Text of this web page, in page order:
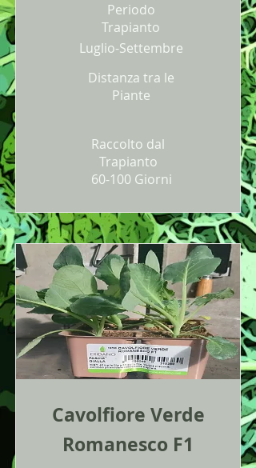
Periodo
Trapianto
Luglio-Settembre
Distanza tra le
Piante
Raccolto dal
Trapianto
60-100 Giorni
Cavolfiore Verde
Romanesco F1